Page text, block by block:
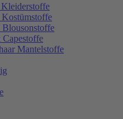
Mantelstoffe